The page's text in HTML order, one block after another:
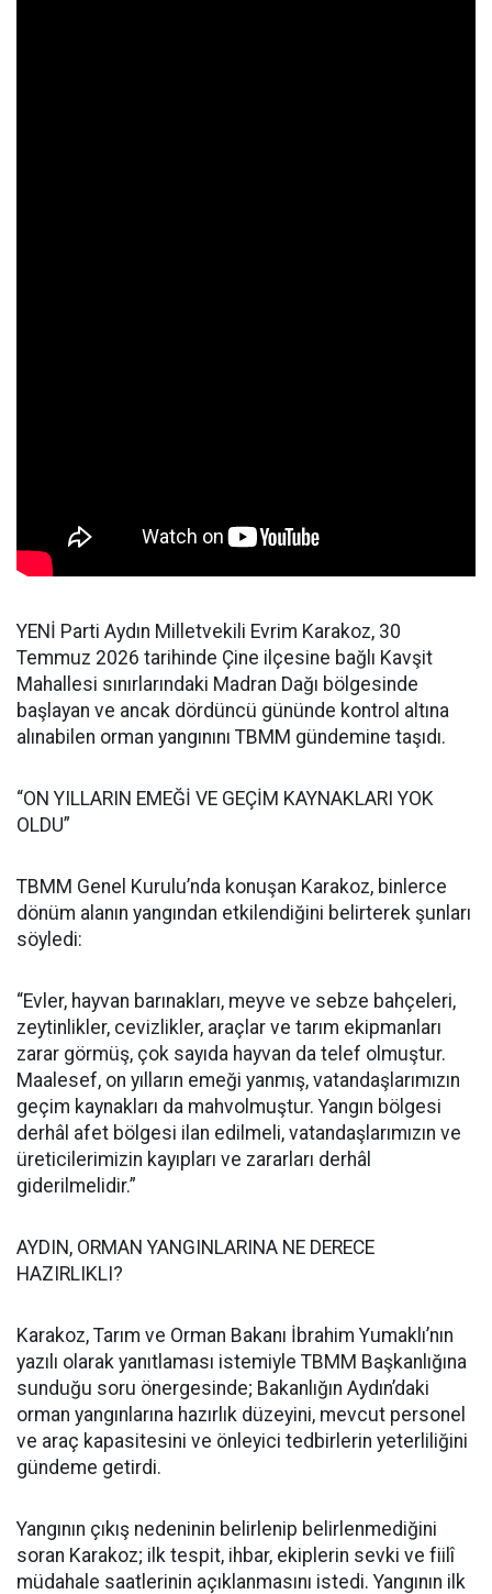
YENİ Parti Aydın Milletvekili Evrim Karakoz, 30
Temmuz 2026 tarihinde Çine ilçesine bağlı Kavşit
Mahallesi sınırlarındaki Madran Dağı bölgesinde
başlayan ve ancak dördüncü gününde kontrol altına
alınabilen orman yangınını TBMM gündemine taşıdı.
“ON YILLARIN EMEĞİ VE GEÇİM KAYNAKLARI YOK
OLDU”
TBMM Genel Kurulu’nda konuşan Karakoz, binlerce
dönüm alanın yangından etkilendiğini belirterek şunları
söyledi:
“Evler, hayvan barınakları, meyve ve sebze bahçeleri,
zeytinlikler, cevizlikler, araçlar ve tarım ekipmanları
zarar görmüş, çok sayıda hayvan da telef olmuştur.
Maalesef, on yılların emeği yanmış, vatandaşlarımızın
geçim kaynakları da mahvolmuştur. Yangın bölgesi
derhâl afet bölgesi ilan edilmeli, vatandaşlarımızın ve
üreticilerimizin kayıpları ve zararları derhâl
giderilmelidir.”
AYDIN, ORMAN YANGINLARINA NE DERECE
HAZIRLIKLI?
Karakoz, Tarım ve Orman Bakanı İbrahim Yumaklı’nın
yazılı olarak yanıtlaması istemiyle TBMM Başkanlığına
sunduğu soru önergesinde; Bakanlığın Aydın’daki
orman yangınlarına hazırlık düzeyini, mevcut personel
ve araç kapasitesini ve önleyici tedbirlerin yeterliliğini
gündeme getirdi.
Yangının çıkış nedeninin belirlenip belirlenmediğini
soran Karakoz; ilk tespit, ihbar, ekiplerin sevki ve fiilî
müdahale saatlerinin açıklanmasını istedi. Yangının ilk